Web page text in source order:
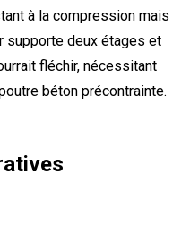
à la compression mais
supporte deux étages et
fléchir, nécessitant
béton précontrainte.